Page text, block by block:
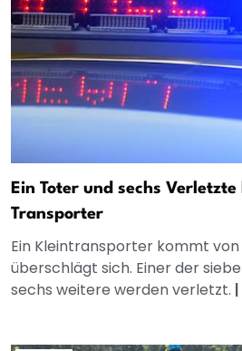
Ein Toter und sechs
Transporter
Ein Kleintransporter kommt
überschlägt sich. Einer der
sechs weitere werden verletzt. |